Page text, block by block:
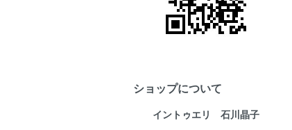
ショップについて
イントゥエリ 石川晶子